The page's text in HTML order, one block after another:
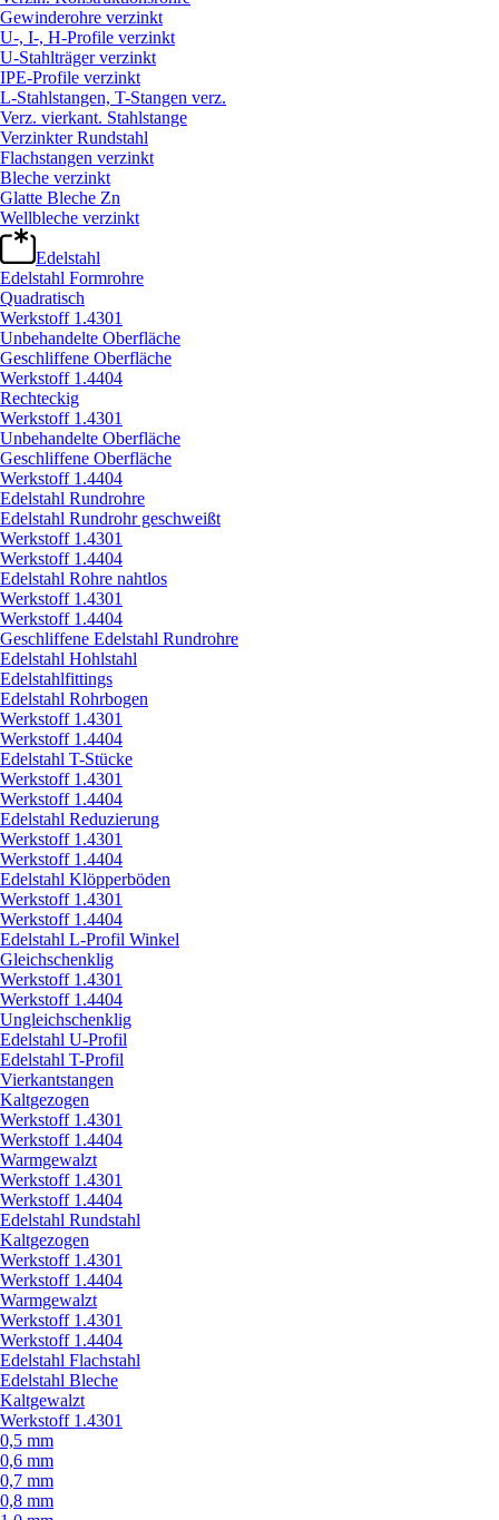
Gewinderohre verzinkt
U-, I-, H-Profile verzinkt
U-Stahlträger verzinkt
IPE-Profile verzinkt
L-Stahlstangen, T-Stangen verz.
Verz. vierkant. Stahlstange
Verzinkter Rundstahl
Flachstangen verzinkt
Bleche verzinkt
Glatte Bleche Zn
Wellbleche verzinkt
Edelstahl
Edelstahl Formrohre
Quadratisch
Werkstoff 1.4301
Unbehandelte Oberfläche
Geschliffene Oberfläche
Werkstoff 1.4404
Rechteckig
Werkstoff 1.4301
Unbehandelte Oberfläche
Geschliffene Oberfläche
Werkstoff 1.4404
Edelstahl Rundrohre
Edelstahl Rundrohr geschweißt
Werkstoff 1.4301
Werkstoff 1.4404
Edelstahl Rohre nahtlos
Werkstoff 1.4301
Werkstoff 1.4404
Geschliffene Edelstahl Rundrohre
Edelstahl Hohlstahl
Edelstahlfittings
Edelstahl Rohrbogen
Werkstoff 1.4301
Werkstoff 1.4404
Edelstahl T-Stücke
Werkstoff 1.4301
Werkstoff 1.4404
Edelstahl Reduzierung
Werkstoff 1.4301
Werkstoff 1.4404
Edelstahl Klöpperböden
Werkstoff 1.4301
Werkstoff 1.4404
Edelstahl L-Profil Winkel
Gleichschenklig
Werkstoff 1.4301
Werkstoff 1.4404
Ungleichschenklig
Edelstahl U-Profil
Edelstahl T-Profil
Vierkantstangen
Kaltgezogen
Werkstoff 1.4301
Werkstoff 1.4404
Warmgewalzt
Werkstoff 1.4301
Werkstoff 1.4404
Edelstahl Rundstahl
Kaltgezogen
Werkstoff 1.4301
Werkstoff 1.4404
Warmgewalzt
Werkstoff 1.4301
Werkstoff 1.4404
Edelstahl Flachstahl
Edelstahl Bleche
Kaltgewalzt
Werkstoff 1.4301
0,5 mm
0,6 mm
0,7 mm
0,8 mm